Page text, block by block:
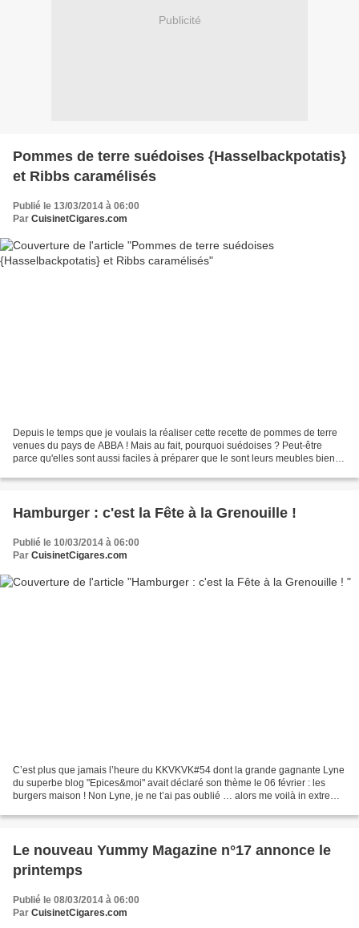
Publicité
Pommes de terre suédoises {Hasselbackpotatis}
et Ribbs caramélisés
Publié le 13/03/2014 à 06:00
Par CuisinetCigares.com
Depuis le temps que je voulais la réaliser cette recette de pommes de terre
venues du pays de ABBA ! Mais au fait, pourquoi suédoises ? Peut-être
parce qu'elles sont aussi faciles à préparer que le sont leurs meubles bien
Hamburger : c'est la Fête à la Grenouille !
Publié le 10/03/2014 à 06:00
Par CuisinetCigares.com
C’est plus que jamais l’heure du KKVKVK#54 dont la grande gagnante Lyne
du superbe blog "Epices&moi" avait déclaré son thème le 06 février : les
burgers maison ! Non Lyne, je ne t’ai pas oublié … alors me voilà in extremis
Le nouveau Yummy Magazine n°17 annonce le
printemps
Publié le 08/03/2014 à 06:00
Par CuisinetCigares.com